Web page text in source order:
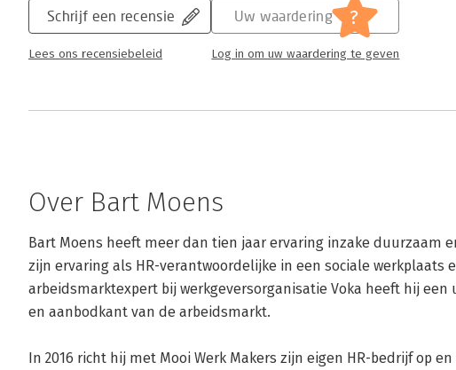
Schrijf een recensie
Lees ons recensiebeleid
Uw waardering ?
Log in om uw waardering te geven
Over Bart Moens
Bart Moens heeft meer dan tien jaar ervaring inzake duurzaam
zijn ervaring als HR-verantwoordelijke in een sociale werkplaats
arbeidsmarktexpert bij werkgeversorganisatie Voka heeft hij
en aanbodkant van de arbeidsmarkt.
In 2016 richt hij met Mooi Werk Makers zijn eigen HR-bedrijf op